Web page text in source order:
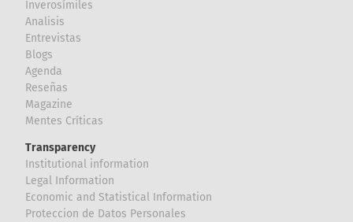
Inverosímiles
Analisis
Entrevistas
Blogs
Agenda
Reseñas
Magazine
Mentes Críticas
Transparency
Institutional information
Legal Information
Economic and Statistical Information
Proteccion de Datos Personales